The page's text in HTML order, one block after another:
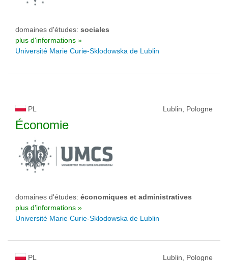
domaines d'études: sociales
plus d'informations »
Université Marie Curie-Skłodowska de Lublin
PL Lublin, Pologne
Économie
domaines d'études: économiques et administratives
plus d'informations »
Université Marie Curie-Skłodowska de Lublin
PL Lublin, Pologne